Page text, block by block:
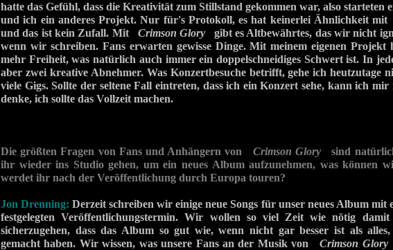
hatte das Gefühl, dass die Kreativität zum Stillstand gekommen war, also starteten
und ich ein anderes Projekt. Nur für's Protokoll, es hat keinerlei Ähnlichkeit mit
und das ist kein Zufall. Mit Crimson Glorygibt es Altbewährtes, das wir nicht
wenn wir schreiben. Fans erwarten gewisse Dinge. Mit meinem eigenen Projekt
mehr Freiheit, was natürlich auch immer ein doppelschneidiges Schwert ist. In
aber zwei kreative Abnehmer. Was Konzertbesuche betrifft, gehe ich heutzutage
viele Gigs. Sollte der seltene Fall eintreten, dass ich ein Konzert sehe, kann ich
denke, ich sollte das Vollzeit machen.
Die größten Fragen von Fans und Anhängern von Crimson Glorysind
ihr wieder ins Studio gehen, um ein neues Album aufzunehmen, was können
werdet ihr nach der Veröffentlichung durch Europa touren?
Jon Drenning:Derzeit schreiben wir einige neue Songs für unser neues Album mit
festgelegten Veröffentlichungstermin. Wir wollen so viel Zeit wie nötig
sicherzugehen, dass das Album so gut wie, wenn nicht gar besser ist als
gemacht haben. Wir wissen, was unsere Fans an der Musik vonCrimson Glory